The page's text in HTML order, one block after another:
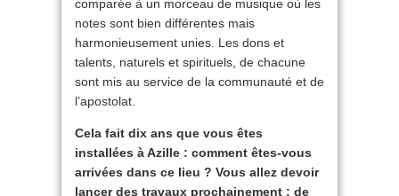
comparée à un morceau de musique où les
notes sont bien différentes mais
harmonieusement unies. Les dons et
talents, naturels et spirituels, de chacune
sont mis au service de la communauté et de
l’apostolat.
Cela fait dix ans que vous êtes
installées à Azille : comment êtes-vous
arrivées dans ce lieu ? Vous allez devoir
lancer des travaux prochainement : de